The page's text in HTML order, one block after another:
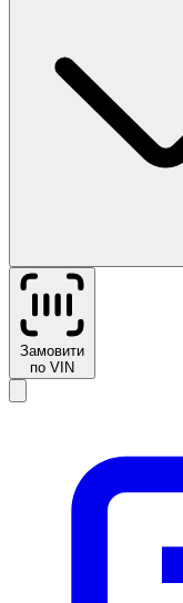
Замовити
по VIN